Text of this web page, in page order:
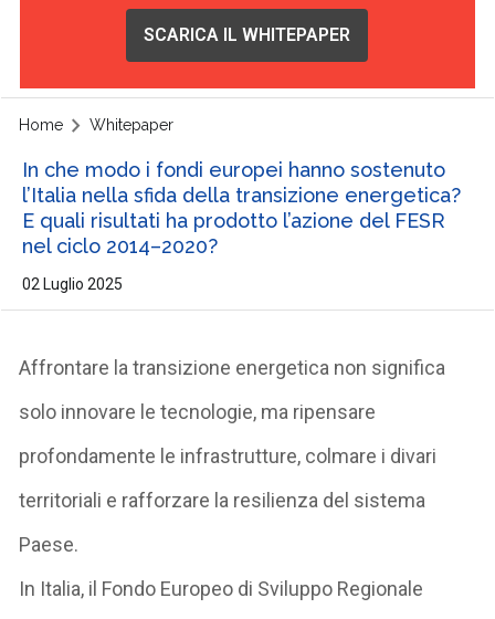
SCARICA IL WHITEPAPER
Home Whitepaper
In che modo i fondi europei hanno sostenuto
l’Italia nella sfida della transizione energetica?
E quali risultati ha prodotto l’azione del FESR
nel ciclo 2014–2020?
02 Luglio 2025
Affrontare la transizione energetica non significa
solo innovare le tecnologie, ma ripensare
profondamente le infrastrutture, colmare i divari
territoriali e rafforzare la resilienza del sistema
Paese.
In Italia, il Fondo Europeo di Sviluppo Regionale